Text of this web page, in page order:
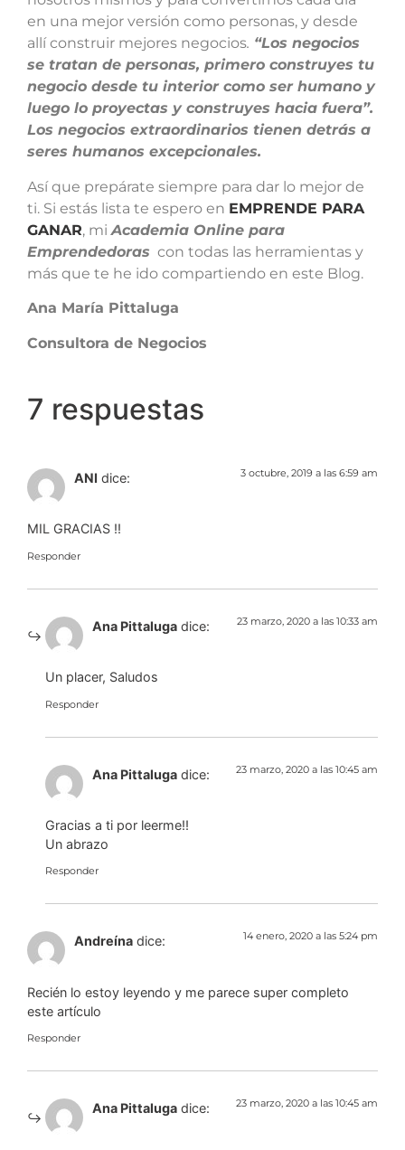
en una mejor versión como personas, y desde
allí construir mejores negocios. “Los negocios
se tratan de personas, primero construyes tu
negocio desde tu interior como ser humano y
luego lo proyectas y construyes hacia fuera”.
Los negocios extraordinarios tienen detrás a
seres humanos excepcionales.
Así que prepárate siempre para dar lo mejor de
ti. Si estás lista te espero en EMPRENDE PARA
GANAR, miAcademia Online para
Emprendedoras con todas las herramientas y
más que te he ido compartiendo en este Blog.
Ana María Pittaluga
Consultora de Negocios
7 respuestas
ANI dice: 3 octubre, 2019 a las 6:59 am
MIL GRACIAS !!
Responder
Ana Pittaluga dice: 23 marzo, 2020 a las 10:33 am
Un placer, Saludos
Responder
Ana Pittaluga dice: 23 marzo, 2020 a las 10:45 am
Gracias a ti por leerme!!
Un abrazo
Responder
Andreína dice: 14 enero, 2020 a las 5:24 pm
Recién lo estoy leyendo y me parece super completo
este artículo
Responder
Ana Pittaluga dice: 23 marzo, 2020 a las 10:45 am